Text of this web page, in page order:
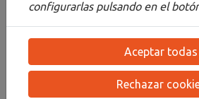
Adjuntos
Opiniones
¡Este producto no tiene
configurarlas pulsando en el
Aceptar todas
Rechazar